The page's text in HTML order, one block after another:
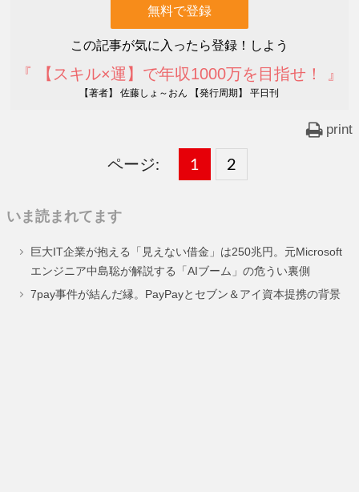
この記事が気に入ったら登録！しよう
『 【スキル×運】で年収1000万を目指せ！ 』
【著者】 佐藤しょ～おん 【発行周期】 平日刊
print
ページ:
固
ー
ジ
1 ,
固
ー
ジ
2
いま読まれてます
巨大IT企業が抱える「見えない借金」は250兆円。元Microsoft
エンジニア中島聡が解説する「AIブーム」の危うい裏側
7pay事件が結んだ縁。PayPayとセブン＆アイ資本提携の背景